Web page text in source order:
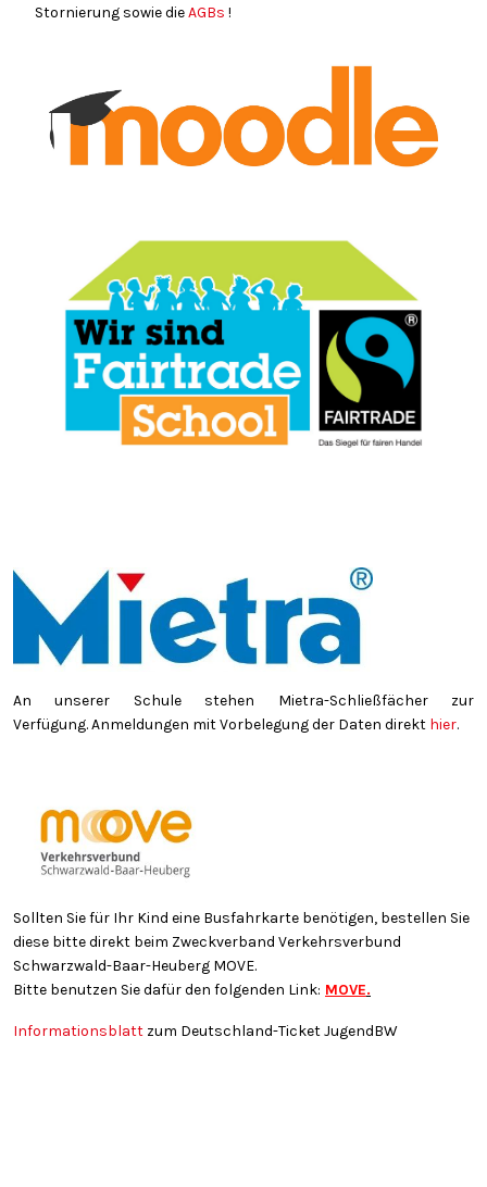
Stornierung sowie dieAGBs !
An unserer Schule stehen Mietra-Schließfächer zur
Verfügung. Anmeldungen mit Vorbelegung der Daten direkt hier.
Sollten Sie für Ihr Kind eine Busfahrkarte benötigen, bestellen Sie
diese bitte direkt beim Zweckverband Verkehrsverbund
Schwarzwald-Baar-Heuberg MOVE.
Bitte benutzen Sie dafür den folgenden Link: MOVE.
Informationsblatt zum Deutschland-Ticket JugendBW